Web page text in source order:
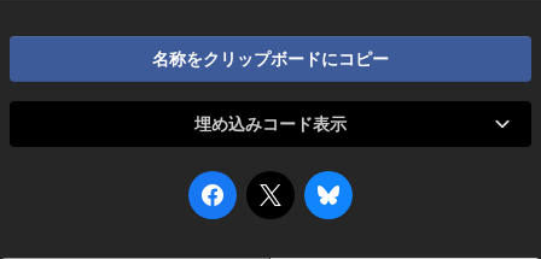
名称をクリップボードにコピー
埋め込みコード表示